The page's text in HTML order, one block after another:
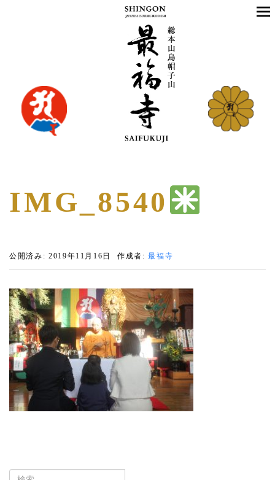
IMG_8540
公開済み: 2019年11月16日 作成者:最福寺
検